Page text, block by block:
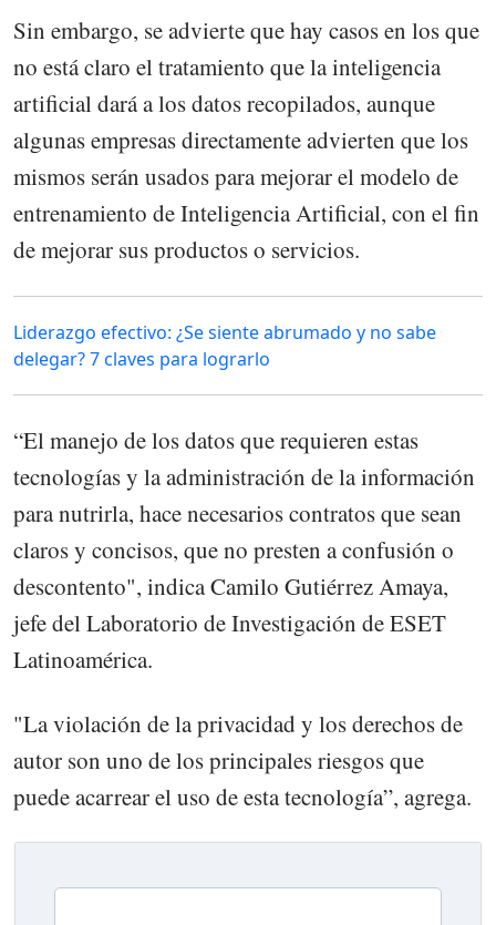
Sin embargo, se advierte que hay casos en los que
no está claro el tratamiento que la inteligencia
artificial dará a los datos recopilados, aunque
algunas empresas directamente advierten que los
mismos serán usados para mejorar el modelo de
entrenamiento de Inteligencia Artificial, con el fin
de mejorar sus productos o servicios.
Liderazgo efectivo: ¿Se siente abrumado y no sabe
delegar? 7 claves para lograrlo
“El manejo de los datos que requieren estas
tecnologías y la administración de la información
para nutrirla, hace necesarios contratos que sean
claros y concisos, que no presten a confusión o
descontento", indica Camilo Gutiérrez Amaya,
jefe del Laboratorio de Investigación de ESET
Latinoamérica.
"La violación de la privacidad y los derechos de
autor son uno de los principales riesgos que
puede acarrear el uso de esta tecnología”, agrega.